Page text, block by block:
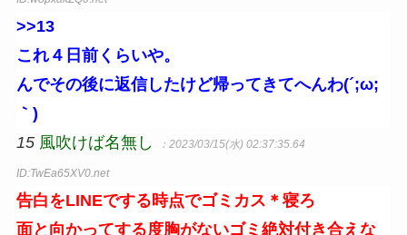
>>13
これ４日前くらいや。
んでその後に返信したけど帰ってきてへんわ(´;ω;
｀)
15 風吹けば名無し ：2023/03/15(水) 02:37:35.64
ID:TwEa65XV0.net
告白をLINEでする時点でゴミカス＊寝ろ
面と向かってする度胸がないゴミ絶対付き合えな